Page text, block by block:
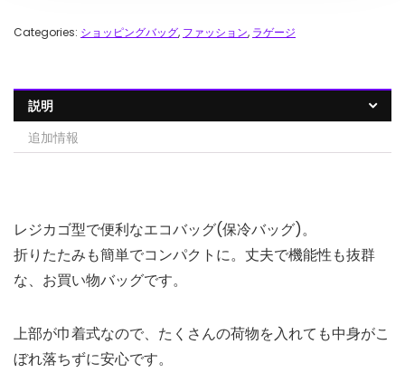
Categories: ショッピングバッグ, ファッション, ラゲージ
説明
追加情報
レジカゴ型で便利なエコバッグ(保冷バッグ)。
折りたたみも簡単でコンパクトに。丈夫で機能性も抜群
な、お買い物バッグです。
上部が巾着式なので、たくさんの荷物を入れても中身がこ
ぼれ落ちずに安心です。